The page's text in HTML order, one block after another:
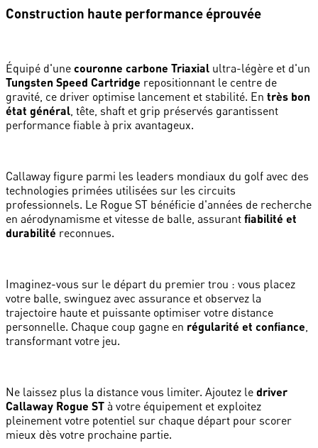
Construction haute performance éprouvée
Équipé d'une couronne carbone Triaxial ultra-légère et d'un
Tungsten Speed Cartridge repositionnant le centre de
gravité, ce driver optimise lancement et stabilité. En très bon
état général , tête, shaft et grip préservés garantissent
performance fiable à prix avantageux.
Callaway figure parmi les leaders mondiaux du golf avec des
technologies primées utilisées sur les circuits
professionnels. Le Rogue ST bénéficie d'années de recherche
en aérodynamisme et vitesse de balle, assurant fiabilité et
durabilité reconnues.
Imaginez-vous sur le départ du premier trou : vous placez
votre balle, swinguez avec assurance et observez la
trajectoire haute et puissante optimiser votre distance
personnelle. Chaque coup gagne en régularité et confiance
transformant votre jeu.
Ne laissez plus la distance vous limiter. Ajoutez le driver
Callaway Rogue ST à votre équipement et exploitez
pleinement votre potentiel sur chaque départ pour scorer
mieux dès votre prochaine partie.